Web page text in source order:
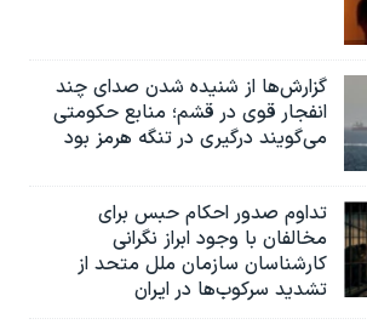
گزارش‌ها از شنیده شدن صدای چند
انفجار قوی در قشم؛ منابع حکومتی
می‌گویند درگیری در تنگه هرمز بود
تداوم صدور احکام حبس برای
مخالفان با وجود ابراز نگرانی
کارشناسان سازمان ملل متحد از
تشدید سرکوب‌ها در ایران